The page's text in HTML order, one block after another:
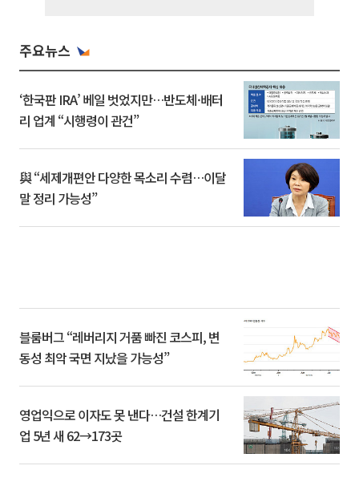
주요뉴스
‘한국판 IRA’ 베일 벗었지만…반도체·배터
리 업계 “시행령이 관건”
與 “세제개편안 다양한 목소리 수렴…이달
말 정리 가능성”
블룸버그 “레버리지 거품 빠진 코스피, 변
동성 최악 국면 지났을 가능성”
영업익으로 이자도 못 낸다…건설 한계기
업 5년 새 62→173곳